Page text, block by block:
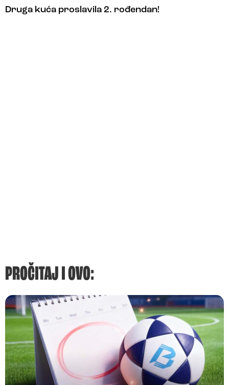
Druga kuća proslavila 2. rođendan!
PROČITAJ I OVO: